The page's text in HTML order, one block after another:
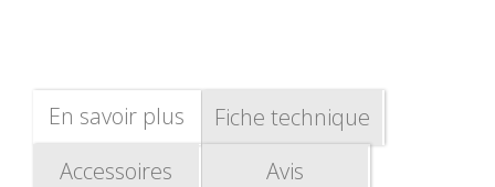
En savoir plus
Fiche technique
Accessoires
Avis